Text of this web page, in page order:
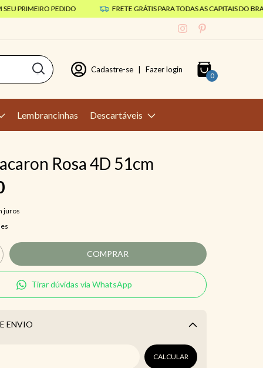
PEDIDO FRETE GRÁTIS PARA TODAS AS CAPITAIS DO
Cadastre-se Fazer login
0
Lembrancinhas Descartáveis
Rosa 4D 51cm
juros
Tirar dúvidas via WhatsApp
ENVIO
Alterar CEP
CALCULAR